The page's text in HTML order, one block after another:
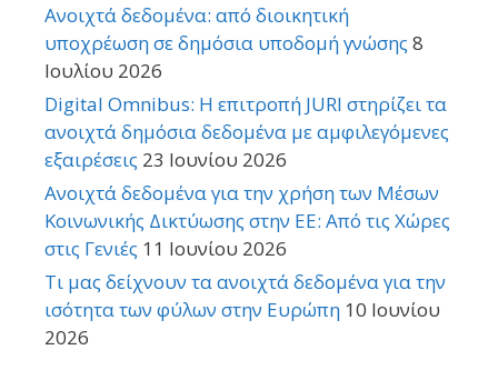
Ανοιχτά δεδομένα: από διοικητική
υποχρέωση σε δημόσια υποδομή γνώσης 8
Ιουλίου 2026
Digital Omnibus: Η επιτροπή JURI στηρίζει τα
ανοιχτά δημόσια δεδομένα με αμφιλεγόμενες
εξαιρέσεις 23 Ιουνίου 2026
Ανοιχτά δεδομένα για την χρήση των Μέσων
Κοινωνικής Δικτύωσης στην ΕΕ: Από τις Χώρες
στις Γενιές 11 Ιουνίου 2026
Τι μας δείχνουν τα ανοιχτά δεδομένα για την
ισότητα των φύλων στην Ευρώπη 10 Ιουνίου
2026